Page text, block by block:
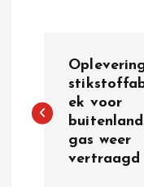
s
ek voor
gas weer
vertraagd